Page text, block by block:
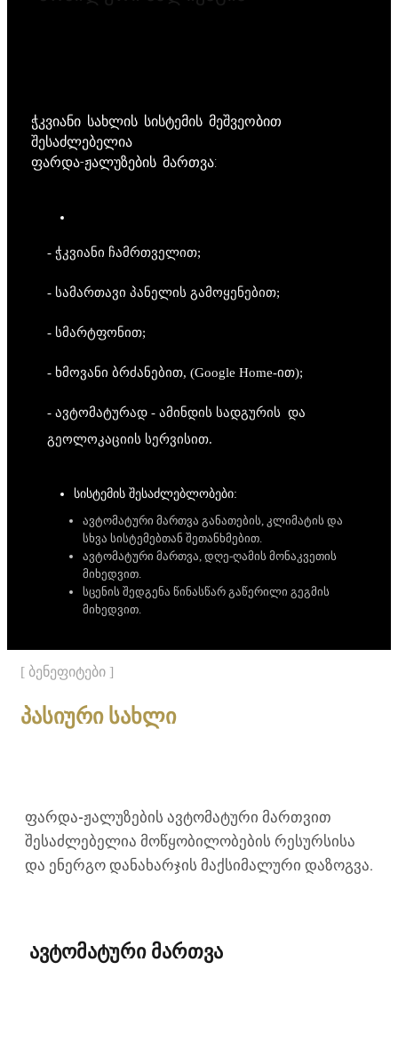
ჭკვიანი სახლის სისტემის მეშვეობით
შესაძლებელია
ფარდა-ჟალუზების მართვა:
- ჭკვიანი ჩამრთველით;
- სამართავი პანელის გამოყენებით;
- სმარტფონით;
- ხმოვანი ბრძანებით, (Google Home-ით);
- ავტომატურად - ამინდის სადგურის და
გეოლოკაციის სერვისით.
სისტემის შესაძლებლობები:
ავტომატური მართვა განათების, კლიმატის და
სხვა სისტემებთან შეთანხმებით.
ავტომატური მართვა, დღე-ღამის მონაკვეთის
მიხედვით.
სცენის შედგენა წინასწარ გაწერილი გეგმის
მიხედვით.
[ ბენეფიტები ]
პასიური სახლი
ფარდა-ჟალუზების ავტომატური მართვით
შესაძლებელია მოწყობილობების რესურსისა
და ენერგო დანახარჯის მაქსიმალური დაზოგვა.
ავტომატური მართვა